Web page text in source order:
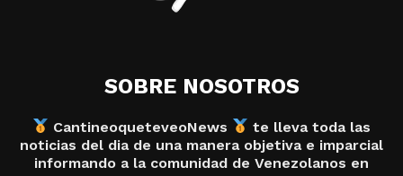
SOBRE NOSOTROS
CantineoqueteveoNews
te lleva toda las
noticias del dia de una manera objetiva e imparcial
informando a la comunidad de Venezolanos en